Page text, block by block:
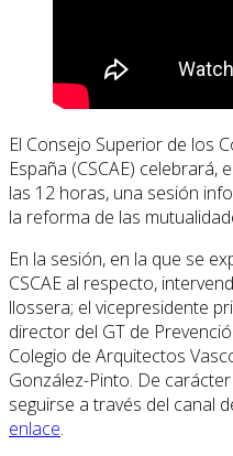
El Consejo Superior de los
España (CSCAE) celebrará,
las 12 horas, una sesión
la reforma de las
En la sesión, en la que se
CSCAE al respecto,
llossera; el vicepresidente
director del GT de
Colegio de Arquitectos
González-Pinto. De
seguirse a través del canal
enlace.